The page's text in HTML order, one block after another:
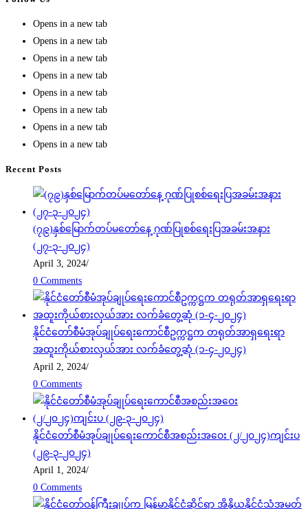
Opens in a new tab
Opens in a new tab
Opens in a new tab
Opens in a new tab
Opens in a new tab
Opens in a new tab
Opens in a new tab
Opens in a new tab
Recent Posts
(၇၉)နှစ်မြောက်တပ်မတော်နေ့ ဂုဏ်ပြုစစ်ရေးပြအခမ်းအနား
(၂၇-၃-၂၀၂၄)
April 3, 2024/
0 Comments
နိုင်ငံတော်စီမံအုပ်ချုပ်ရေးကောင်စီဥက္ကဋ္ဌက တရုတ်အာရှရေးရာ
အထူးကိုယ်စားလှယ်အား လက်ခံတွေ့ဆုံ (၁-၄-၂၀၂၄)
April 2, 2024/
0 Comments
နိုင်ငံတော်စီမံအုပ်ချုပ်ရေးကောင်စီအစည်းအဝေး (၂/၂၀၂၄)ကျင်းပ
(၂၉-၃-၂၀၂၄)
April 1, 2024/
0 Comments